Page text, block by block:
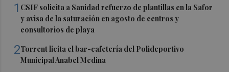
1 CSIF solicita a Sanidad refuerzo de plantillas en la Safor
y avisa de la saturación en agosto de centros y
consultorios de playa
2Torrent licita el bar-cafetería del Polideportivo
Municipal Anabel Medina